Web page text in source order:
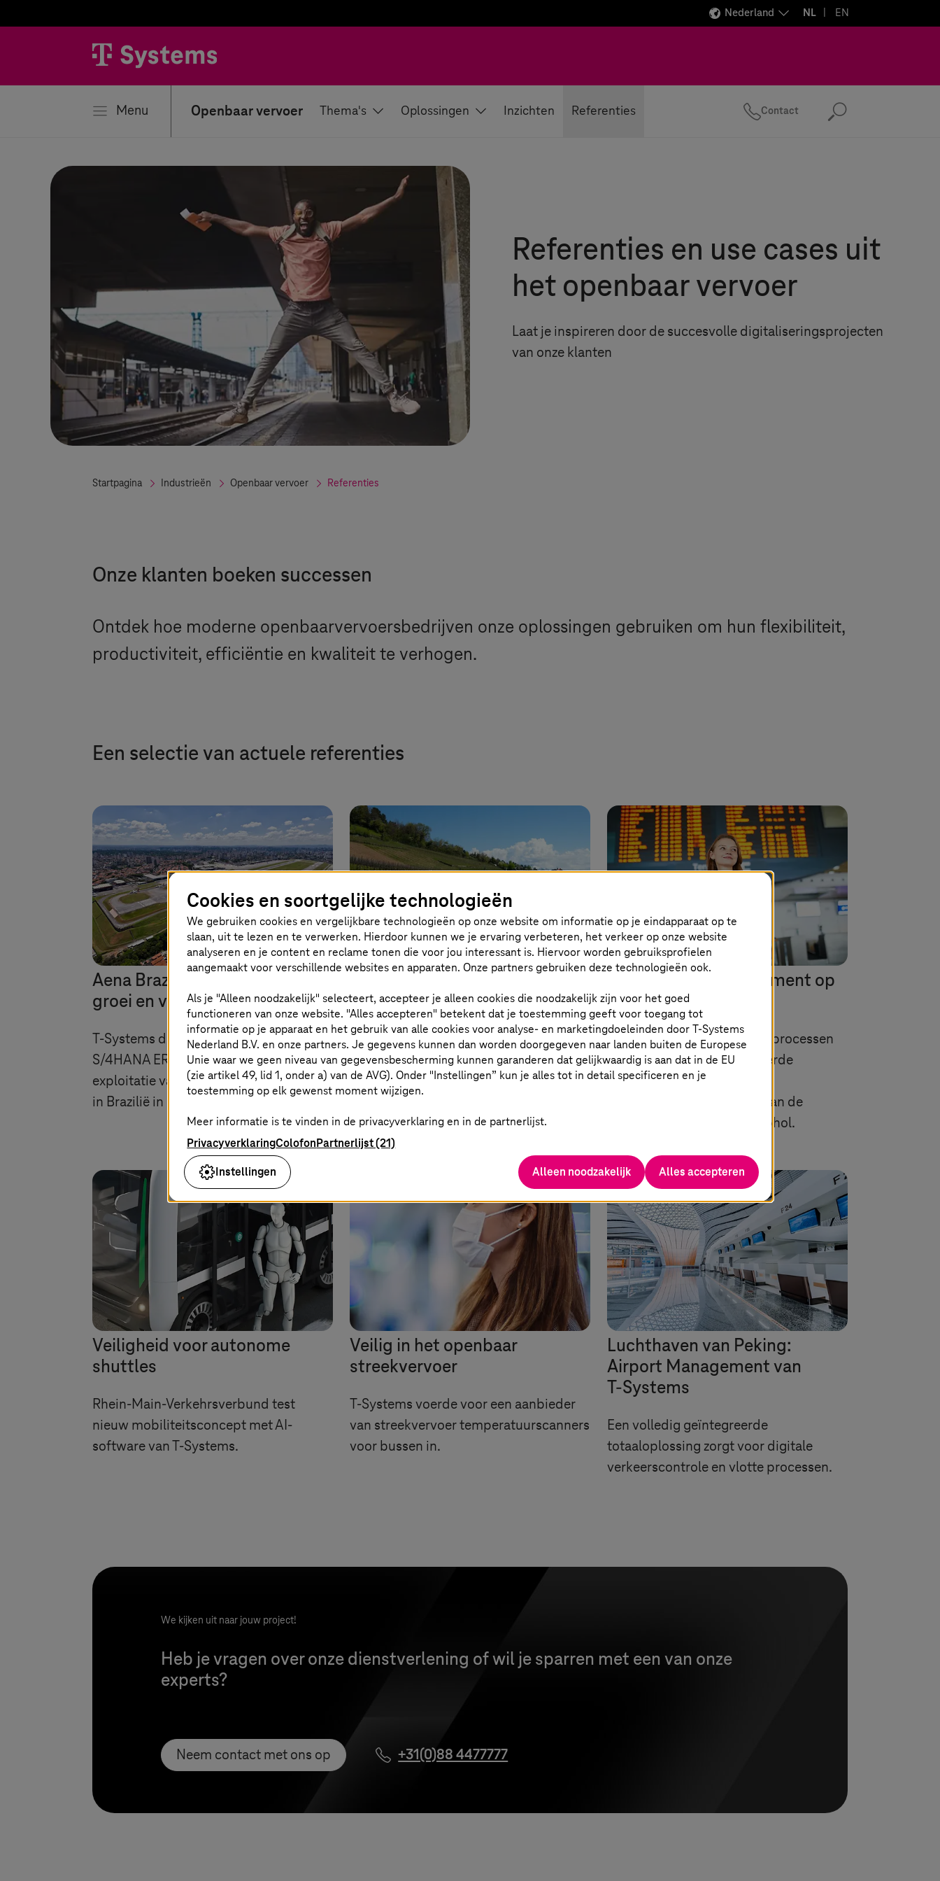
Nederland NL EN
Menu Openbaar vervoer Thema's Oplossingen Inzichten Referenties Contact Zoeken
Referenties en use cases uit
het openbaar vervoer
Laat je inspireren door de succesvolle digitaliseringsprojecten
van onze klanten
Startpagina Industrieën Openbaar vervoer Referenties
Onze klanten boeken successen
Ontdek hoe moderne openbaarvervoersbedrijven onze oplossingen gebruiken om hun flexibiliteit,
productiviteit, efficiëntie en kwaliteit te verhogen.
Een selectie van actuele referenties
Aena Brazilië: Aanhoudende
groei en verbeterde prestaties
T-Systems do Brasil implementeert SAP
S/4HANA ERP-systeem voor de
exploitatie van 11 luchthaventerminals
in Brazilië in slechts vier maanden.
Zwitserse federale
spoorwegen
T-Systemslevert de SBB de gewenste
on-premise infrastructuur via de Swiss
Total Airport Management op
luchthaven Schiphol
Het verbeteren van bedrijfsprocessen
door middel van geïntegreerde
resourceplanning en
gebruiksprognoses is een van de
centrale projecten op Schiphol.
Veiligheid voor autonome
shuttles
Rhein-Main-Verkehrsverbund test
nieuw mobiliteitsconcept met AI-
software vanT-Systems.
Veilig in het openbaar
streekvervoer
T-Systems voerde voor een aanbieder
van streekvervoer temperatuurscanners
voor bussen in.
Luchthaven van Peking:
Airport Management van
T-Systems
Een volledig geïntegreerde
totaaloplossing zorgt voor digitale
verkeerscontrole en vlotte processen.
We kijken uit naar jouw project!
Heb je vragen over onze dienstverlening of wil je sparren met een van onze
experts?
Neem contact met ons op +31(0)88 4477777
Cookies en soortgelijke technologieën
We gebruiken cookies en vergelijkbare technologieën op onze website om informatie op je eindapparaat op te
slaan, uit te lezen en te verwerken. Hierdoor kunnen we je ervaring verbeteren, het verkeer op onze website
analyseren en je content en reclame tonen die voor jou interessant is. Hiervoor worden gebruiksprofielen
aangemaakt voor verschillende websites en apparaten. Onze partners gebruiken deze technologieën ook.
Als je "Alleen noodzakelijk" selecteert, accepteer je alleen cookies die noodzakelijk zijn voor het goed
functioneren van onze website. "Alles accepteren" betekent dat je toestemming geeft voor toegang tot
informatie op je apparaat en het gebruik van alle cookies voor analyse- en marketingdoeleinden doorT-Systems
Nederland B.V. en onze partners. Je gegevens kunnen dan worden doorgegeven naar landen buiten de Europese
Unie waar we geen niveau van gegevensbescherming kunnen garanderen dat gelijkwaardig is aan dat in de EU
(zie artikel 49, lid 1, onder a) van de AVG). Onder "Instellingen” kun je alles tot in detail specificeren en je
toestemming op elk gewenst moment wijzigen.
Meer informatie is te vinden in de privacyverklaring en in de partnerlijst.
PrivacyverklaringColofonPartnerlijst (21)
Instellingen
Alleen noodzakelijk Alles accepteren